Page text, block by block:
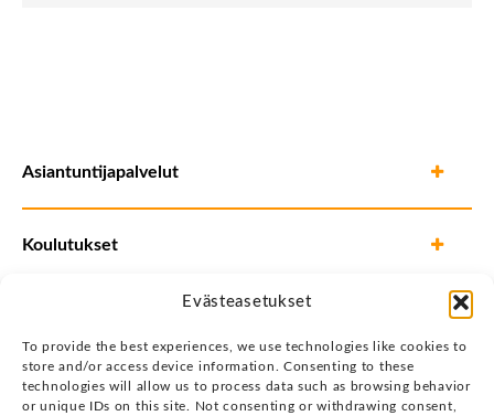
Evästeasetukset
To provide the best experiences, we use technologies like cookies to
store and/or access device information. Consenting to these
technologies will allow us to process data such as browsing behavior
or unique IDs on this site. Not consenting or withdrawing consent,
Asiantuntijapalvelut
Koulutukset